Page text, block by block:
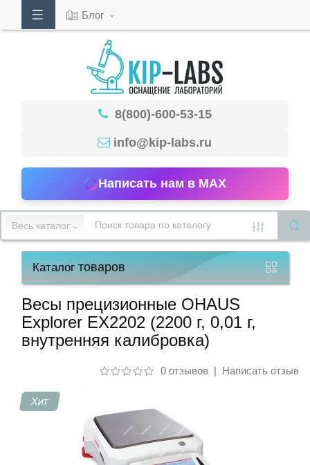
53-
15
работы
Контакты
Блог
8(800)-600-53-15
info@kip-labs.ru
Написать нам в MAX
Весь каталог
Каталогтоваров
Весы прецизионные OHAUS
Explorer EX2202 (2200 г, 0,01 г,
внутренняя калибровка)
0 отзывов| Написать отзыв
Хит